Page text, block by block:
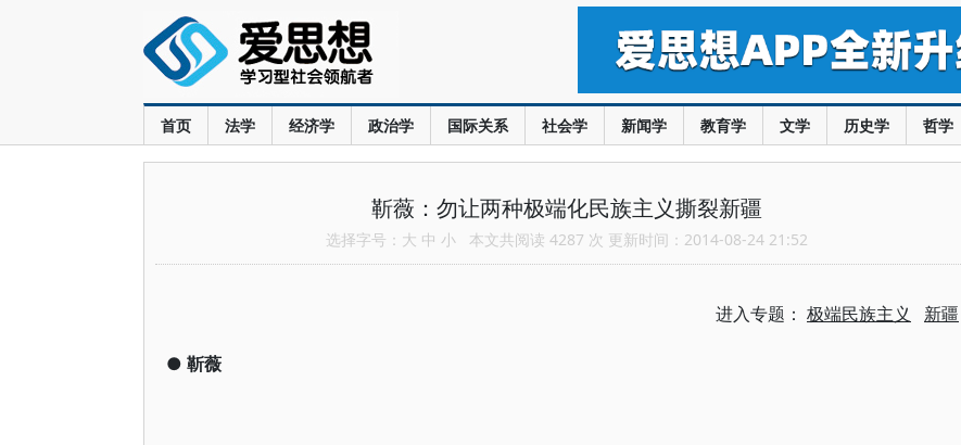
首页 法学 经济学 政治学 国际关系 社会学 新闻学 教育学 文学 历史学 哲学
靳薇：勿让两种极端化民族主义撕裂新疆
选择字号： 大 中 小 本文共阅读 4287 次 更新时间：2014-08-24 21:52
进入专题： 极端民族主义 新疆
● 靳薇